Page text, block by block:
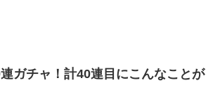
ガチャ！計40連目にこんなことが